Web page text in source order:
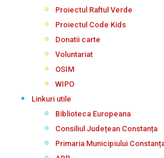
Proiectul Raftul Verde
Proiectul Code Kids
Donatii carte
Voluntariat
OSIM
WIPO
Linkuri utile
Biblioteca Europeana
Consiliul Județean Constanța
Primaria Municipiului